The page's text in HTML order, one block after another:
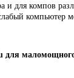
и для компов
компьютер
для